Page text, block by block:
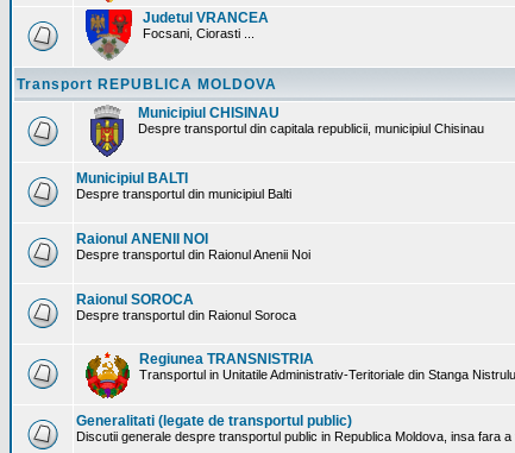
Judetul VRANCEA
Focsani, Ciorasti ...
Transport REPUBLICA MOLDOVA
Municipiul CHISINAU
Despre transportul din capitala republicii, municipiul Chisinau
Municipiul BALTI
Despre transportul din municipiul Balti
Raionul ANENII NOI
Despre transportul din Raionul Anenii Noi
Raionul SOROCA
Despre transportul din Raionul Soroca
Regiunea TRANSNISTRIA
Transportul in Unitatile Administrativ-Teritoriale din Stanga
Generalitati (legate de transportul public)
Discutii generale despre transportul public in Republica Moldova, insa fara